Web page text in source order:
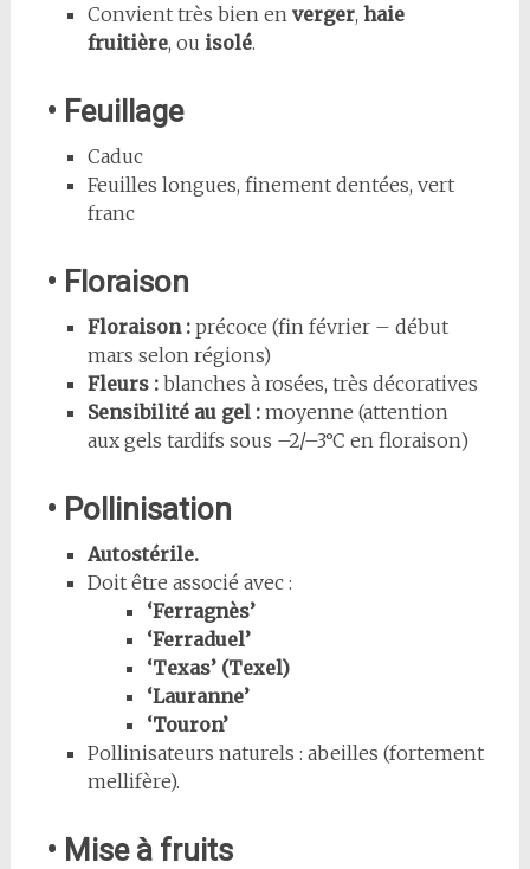
Convient très bien en verger, haie
fruitière, ou isolé.
• Feuillage
Caduc
Feuilles longues, finement dentées, vert
franc
• Floraison
Floraison :précoce (fin février – début
mars selon régions)
Fleurs :blanches à rosées, très décoratives
Sensibilité au gel :moyenne (attention
aux gels tardifs sous –2/–3°C en floraison)
• Pollinisation
Autostérile.
Doit être associé avec :
‘Ferragnès’
‘Ferraduel’
‘Texas’ (Texel)
‘Lauranne’
‘Touron’
Pollinisateurs naturels : abeilles (fortement
mellifère).
• Mise à fruits